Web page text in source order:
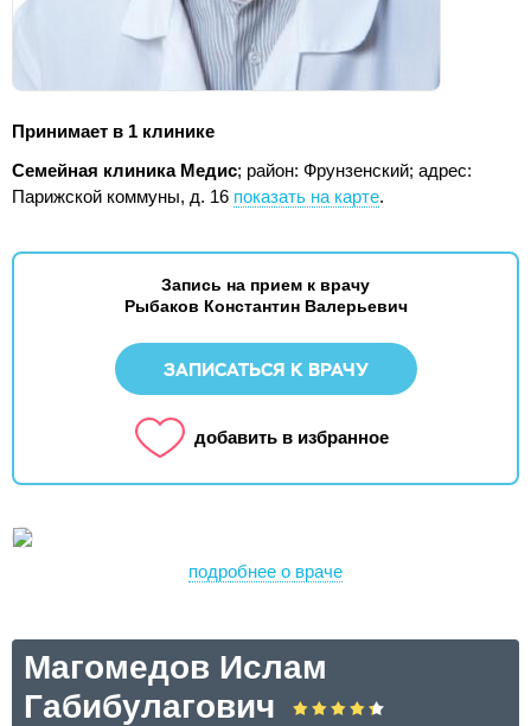
Принимает в 1 клинике
Семейная клиника Медис; район: Фрунзенский; адрес:
Парижской коммуны, д. 16 показать на карте.
Запись на прием к врачу
Рыбаков Константин Валерьевич
ЗАПИСАТЬСЯ К ВРАЧУ
добавить в избранное
подробнее о враче
Магомедов Ислам
Габибулагович